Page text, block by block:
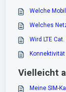
Welche
Welches
Wird LTE
Konnektivität
Vielleicht
Meine SIM-